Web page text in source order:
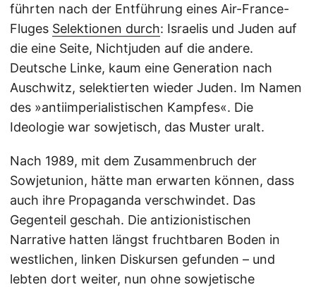
führten nach der Entführung eines Air-France-
Fluges Selektionen durch: Israelis und Juden auf
die eine Seite, Nichtjuden auf die andere.
Deutsche Linke, kaum eine Generation nach
Auschwitz, selektierten wieder Juden. Im Namen
des »antiimperialistischen Kampfes«. Die
Ideologie war sowjetisch, das Muster uralt.
Nach 1989, mit dem Zusammenbruch der
Sowjetunion, hätte man erwarten können, dass
auch ihre Propaganda verschwindet. Das
Gegenteil geschah. Die antizionistischen
Narrative hatten längst fruchtbaren Boden in
westlichen, linken Diskursen gefunden – und
lebten dort weiter, nun ohne sowjetische